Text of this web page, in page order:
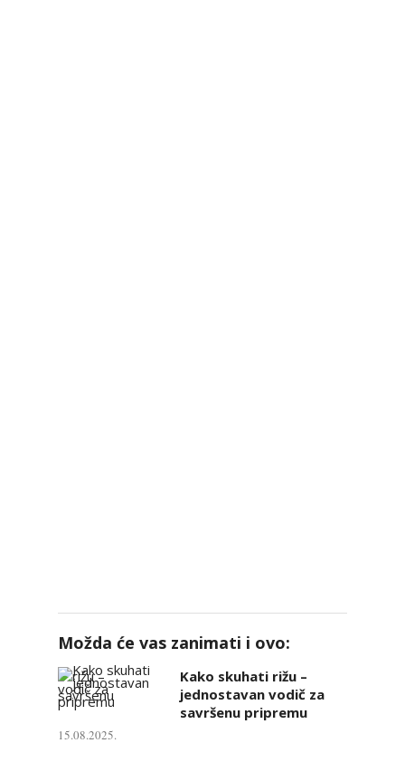
Možda će vas zanimati i ovo:
Kako skuhati rižu –
jednostavan vodič za
savršenu pripremu
15.08.2025.